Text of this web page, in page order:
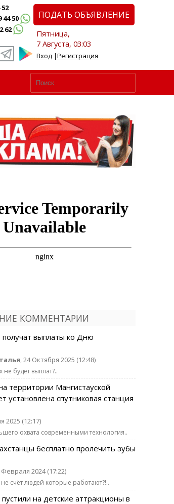
50
62
ПОДАТЬ ОБЪЯВЛЕНИЕ
Пятница,
7 Августа, 03:03
Вход|Регистрация
КОММЕНТАРИИ
получат выплаты ко Дню
, 24 Октября 2025 (12:48)
не будет выплат?..
территории Мангистауской
установлена спутниковая станция
2025 (12:17)
охвата современными технология..
бесплатно пролечить зубы
Февраля 2024 (17:22)
счёт людей которые работают?!..
на детские аттракционы в